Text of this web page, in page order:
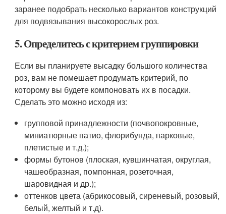
заранее подобрать несколько вариантов конструкций
для подвязывания высокорослых роз.
5. Определитесь с критерием группировки
Если вы планируете высадку большого количества
роз, вам не помешает продумать критерий, по
которому вы будете компоновать их в посадки.
Сделать это можно исходя из:
групповой принадлежности (почвопокровные,
миниатюрные патио, флорибунда, парковые,
плетистые и т.д.);
формы бутонов (плоская, кувшинчатая, округлая,
чашеобразная, помпонная, розеточная,
шаровидная и др.);
оттенков цвета (абрикосовый, сиреневый, розовый,
белый, желтый и т.д).